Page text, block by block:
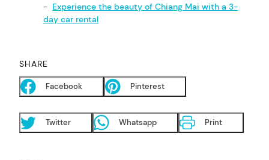
Experience the beauty of Chiang Mai with a 3-
day car rental
SHARE
Facebook Pinterest
Twitter Whatsapp Print